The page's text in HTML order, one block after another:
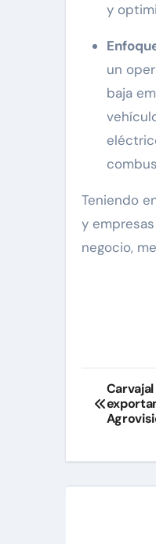
y
un
baja
Teniendo
y
negocio,
de